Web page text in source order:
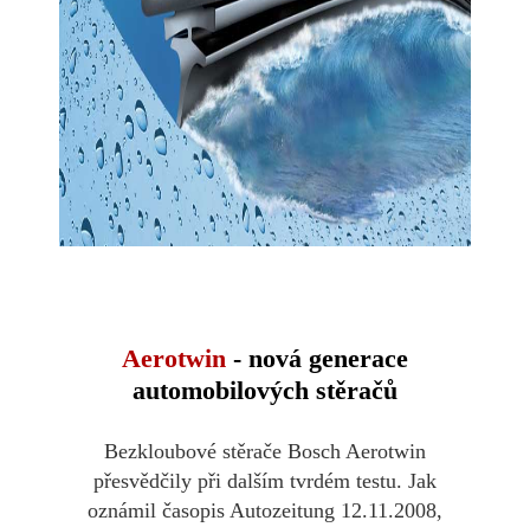
Aerotwin - nová generace
automobilových stěračů
Bezkloubové stěrače Bosch Aerotwin
přesvědčily při dalším tvrdém testu. Jak
oznámil časopis Autozeitung 12.11.2008,